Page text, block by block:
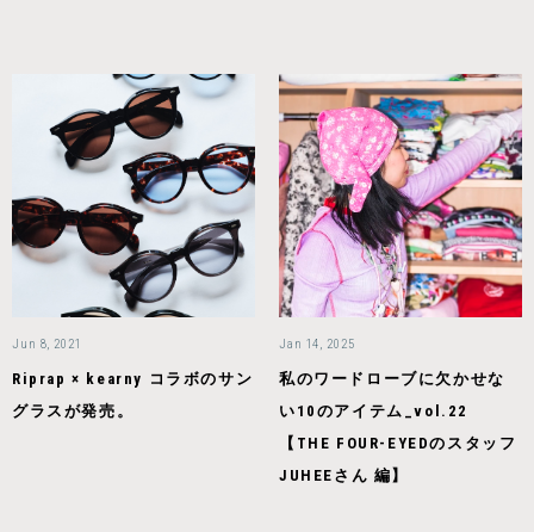
Jun 8, 2021
Riprap × kearny コラボのサン
グラスが発売。
Jan 14, 2025
私のワードローブに欠かせな
い10のアイテム_vol.22
【THE FOUR-EYEDのスタッフ
JUHEEさん 編】